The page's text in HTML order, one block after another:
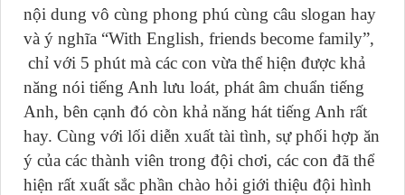
nội dung vô cùng phong phú cùng câu slogan hay
và ý nghĩa “With English, friends become family”,
chỉ với 5 phút mà các con vừa thể hiện được khả
năng nói tiếng Anh lưu loát, phát âm chuẩn tiếng
Anh, bên cạnh đó còn khả năng hát tiếng Anh rất
hay. Cùng với lối diễn xuất tài tình, sự phối hợp ăn
ý của các thành viên trong đội chơi, các con đã thể
hiện rất xuất sắc phần chào hỏi giới thiệu đội hình